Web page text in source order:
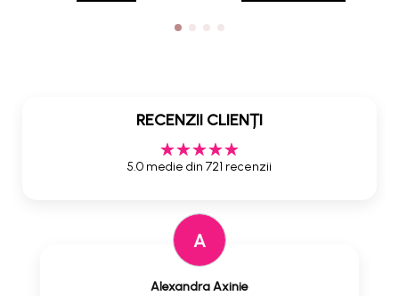
RECENZII CLIENȚI
5.0 medie din 721 recenzii
A
Alexandra Axinie